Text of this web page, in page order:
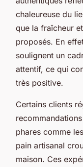
chaleureuse du
que la fraîcheur
proposés. En
soulignent un
attentif, ce qui
très positive.
Certains clients
phares comme
pain artisanal
maison. Ces